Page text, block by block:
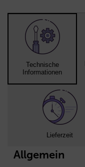
Technische
Informationen
Lieferzeit
Allgemein